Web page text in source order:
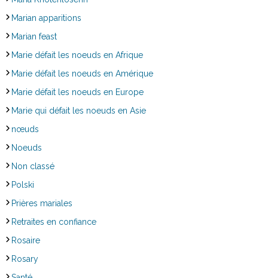
Marian apparitions
Marian feast
Marie défait les noeuds en Afrique
Marie défait les noeuds en Amérique
Marie défait les noeuds en Europe
Marie qui défait les noeuds en Asie
nœuds
Noeuds
Non classé
Polski
Prières mariales
Retraites en confiance
Rosaire
Rosary